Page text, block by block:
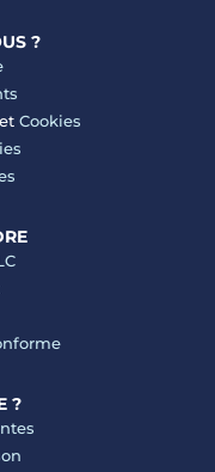
?
et Cookies
?